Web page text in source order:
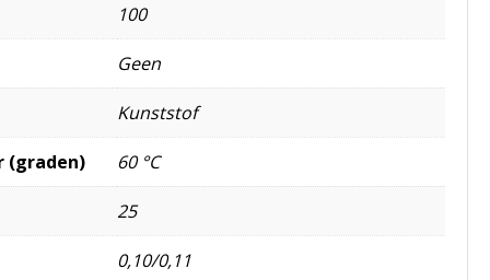
100
Geen
Kunststof
(graden) 60 °C
25
0,10/0,11